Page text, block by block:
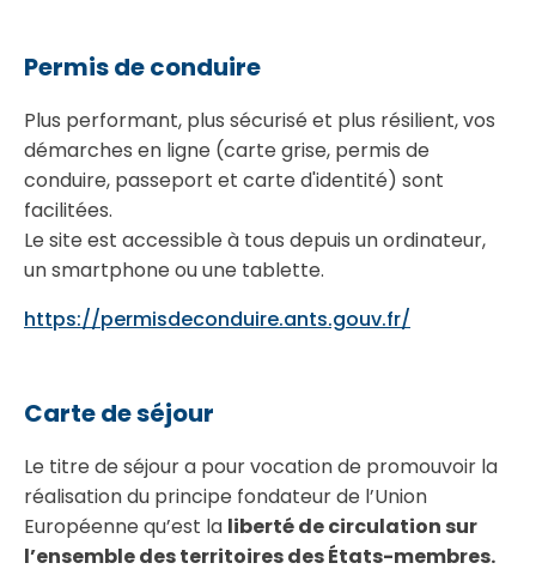
Permis de conduire
Plus performant, plus sécurisé et plus résilient, vos
démarches en ligne (carte grise, permis de
conduire, passeport et carte d'identité) sont
facilitées.
Le site est accessible à tous depuis un ordinateur,
un smartphone ou une tablette.
https://permisdeconduire.ants.gouv.fr/
Carte de séjour
Le titre de séjour a pour vocation de promouvoir la
réalisation du principe fondateur de l’Union
Européenne qu’est la liberté de circulation sur
l’ensemble des territoires des États-membres.